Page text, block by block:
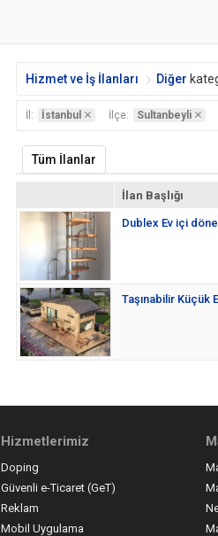
Hizmet ve İş İlanları Diğer
İl: İstanbul İlçe: Sultanbeyli
Tüm İlanlar
İlan Başlığı
Dublex Ev içi
Taşınabilir Küçük
Hizmetlerimiz
Doping
Güvenli e-Ticaret (GeT)
Reklam
Mobil Uygulama